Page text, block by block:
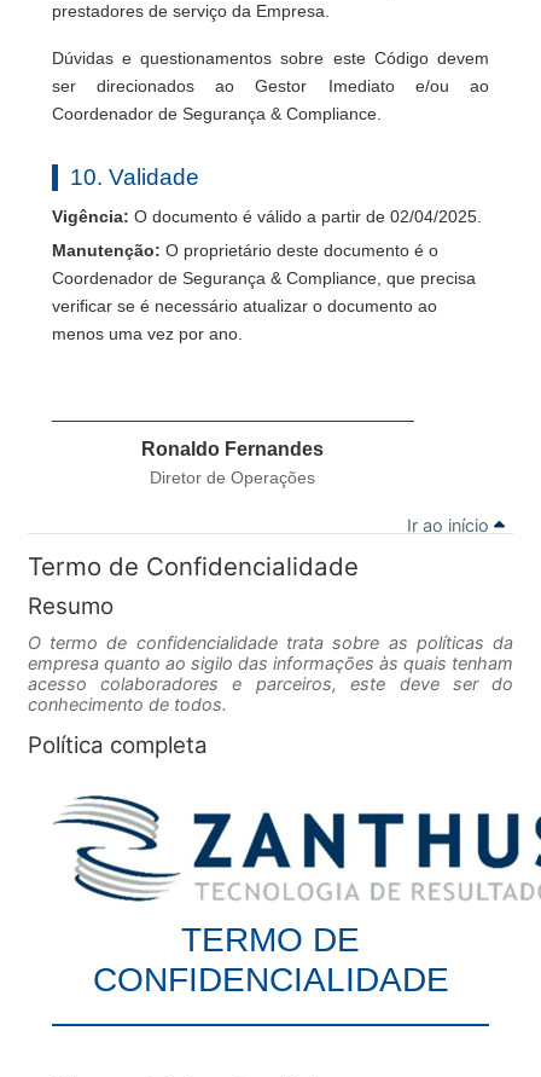
prestadores de serviço da Empresa.
Dúvidas e questionamentos sobre este Código devem
ser direcionados ao Gestor Imediato e/ou ao
Coordenador de Segurança & Compliance.
10. Validade
Vigência: O documento é válido a partir de 02/04/2025.
Manutenção: O proprietário deste documento é o
Coordenador de Segurança & Compliance, que precisa
verificar se é necessário atualizar o documento ao
menos uma vez por ano.
Ronaldo Fernandes
Diretor de Operações
Ir ao início
Termo de Confidencialidade
Resumo
O termo de confidencialidade trata sobre as políticas da
empresa quanto ao sigilo das informações às quais tenham
acesso colaboradores e parceiros, este deve ser do
conhecimento de todos.
Política completa
TERMO DE
CONFIDENCIALIDADE